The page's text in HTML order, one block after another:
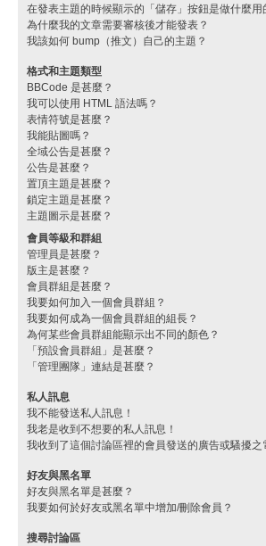
在發表主題的時候顯示的「儲存」按鈕是做什麼用
為什麼我的文章需要審核後才能發表？
我該如何 bump（推文）自己的主題？
格式和主題類型
BBCode 是甚麼？
我可以使用 HTML 語法嗎？
表情符號是甚麼？
我能貼圖嗎？
全域公告是甚麼？
公告是甚麼？
置頂主題是甚麼？
鎖定主題是甚麼？
主題圖示是甚麼？
會員等級和群組
管理員是甚麼？
版主是甚麼？
會員群組是甚麼？
我要如何加入一個會員群組？
我要如何成為一個會員群組的組長？
為何某些會員群組能顯示出不同的顏色？
「預設會員群組」是甚麼？
「管理團隊」連結是甚麼？
私人訊息
我不能發送私人訊息！
我老是收到不想要的私人訊息！
我收到了這個討論區裡的會員發送的廣告或騷擾之
好友與黑名單
好友與黑名單是甚麼？
我要如何於好友或黑名單中增加/刪除會員？
搜尋討論區